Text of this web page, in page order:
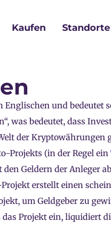
Kaufen Standorte
und bedeutet
was bedeutet, dass
der Kryptowährungen
Projekts (in der Regel ein
Geldern der Anleger
erstellt einen
um Geldgeber zu
Projekt ein, liquidiert